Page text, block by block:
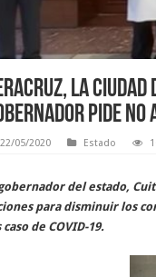
la ciudad
pide
22/05/2020 Estado
del estado,
para disminuir los
caso de COVID-19.